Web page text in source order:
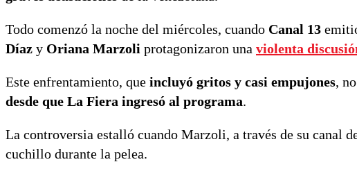
Todo comenzó la noche del miércoles, cuando Canal 13
Díaz y Oriana Marzoli protagonizaron una violenta
Este enfrentamiento, que incluyó gritos y casi empujones,
desde que La Fiera ingresó al programa.
La controversia estalló cuando Marzoli, a través de su canal
cuchillo durante la pelea.